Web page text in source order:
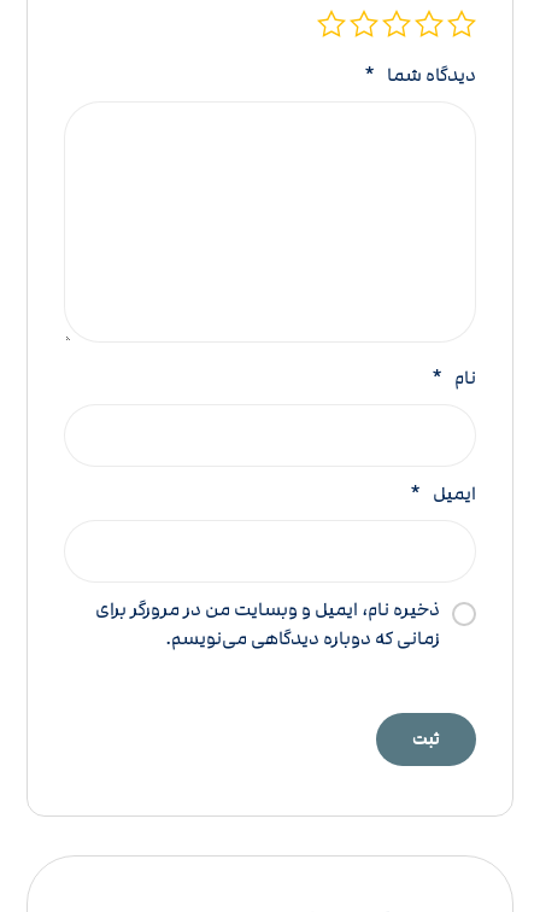
دیدگاه شما *
نام *
ایمیل *
ذخیره نام، ایمیل و وبسایت من در مرورگر برای
زمانی که دوباره دیدگاهی می‌نویسم.